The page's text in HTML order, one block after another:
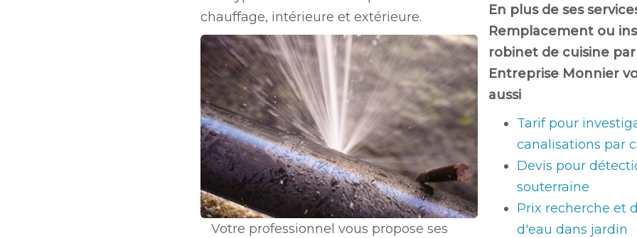
chauffage, intérieure et extérieure.
Votre professionnel vous propose ses
En plus de ses
Remplacement ou
robinet de cuisine
Entreprise Monnier
aussi
Tarif pour
canalisations par
Devis pour
souterraine
Prix recherche et
d'eau dans jardin